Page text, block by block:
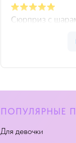
ПОПУЛЯРНЫЕ
Для девочки